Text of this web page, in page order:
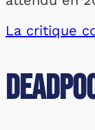
La critique